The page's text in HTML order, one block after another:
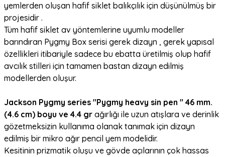
yemlerden oluşan hafif siklet balıkçılık için düşünülmüş bir
projesidir .
Tüm hafif siklet av yöntemlerine uyumlu modeller
barındıran Pygmy Box serisi gerek dizayn , gerek yapısal
özellikleri itibariyle sadece bu ebatta üretilmiş olup hafif
avcılık stilleri için tamamen bastan dizayn edilmiş
modellerden oluşur.
Jackson Pygmy series "Pygmy heavy sin pen " 46 mm.
(4.6 cm) boyu ve 4.4 gr ağırlığı ile uzun atışlara ve derinlik
gözetmeksizin kullanıma olanak tanımak için dizayn
edilmiş bir mikro ağır pencil yem modelidir.
Kesitinin prizmatik oluşu ve gövde açılarının çok hassas